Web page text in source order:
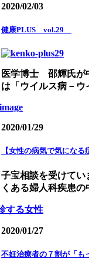
2020/02/03
健康PLUS vol.29
医学博士 邵輝氏が
は「ウイルス病－
2020/01/29
【女性の病気で気にな
子宝相談を受けてい
くある婦人科疾患
2020/01/27
不妊治療者の７割が「も